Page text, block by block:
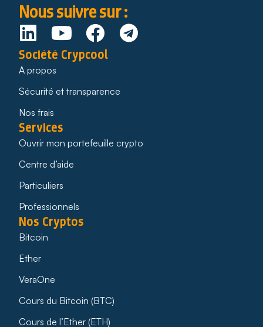
Nous suivre sur :
Société Crypcool
A propos
Sécurité et transparence
Nos frais
Services
Ouvrir mon portefeuille crypto
Centre d’aide
Particuliers
Professionnels
Nos Cryptos
Bitcoin
Ether
VeraOne
Cours du Bitcoin (BTC)
Cours de l’Ether (ETH)